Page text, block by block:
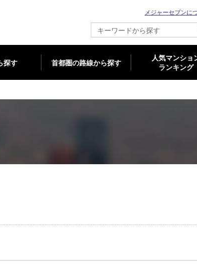
メジャーセブンに
探す 首都圏の路線から探す
人気マンショ
ランキング